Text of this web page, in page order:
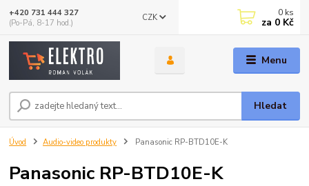
Menu
CZK
Hledat
+420 731 444 327
(Po-Pá, 8-17 hod.)
0 ks
za 0 Kč
Úvod Audio-video produkty Panasonic RP-BTD10E-K
Panasonic RP-BTD10E-K